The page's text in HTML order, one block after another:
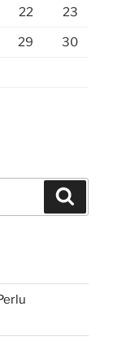
22 23
29 30